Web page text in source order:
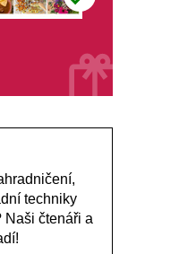
techniky
Naši čtenáři a